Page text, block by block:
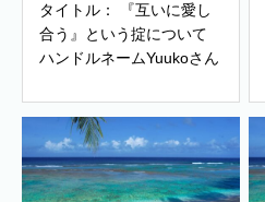
タイトル： 『互いに愛し
合う』という掟について
ハンドルネームYuukoさん